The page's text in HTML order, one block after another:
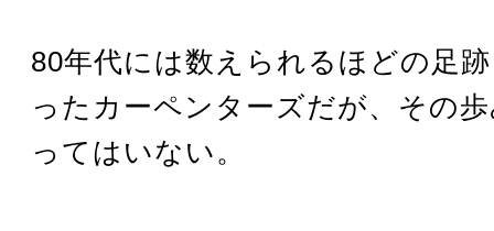
80年代には数えられるほどの足
ったカーペンターズだが、その
ってはいない。